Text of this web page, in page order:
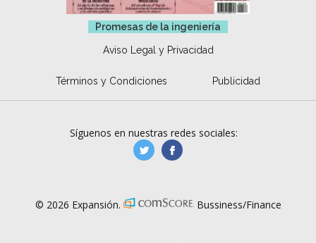
Promesas de la ingeniería
Aviso Legal y Privacidad
Términos y Condiciones Publicidad
Síguenos en nuestras redes sociales:
manufacturaGE
© 2026 Expansión. Bussiness/Finance